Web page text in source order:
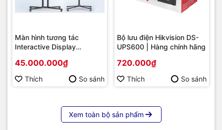
Màn hình tương tác
Interactive Display
86 | Cấu hình cao cấp |
Hàng chính hãng
45.000.000₫
Thích So sánh
Bộ lưu điện Hikvision DS-
UPS600 | Hàng chính hãng
720.000₫
Thích So sánh
Xem toàn bộ sản phẩm